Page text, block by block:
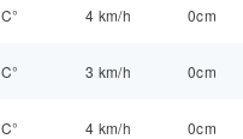
4 km/h 0cm
3 km/h 0cm
4 km/h 0cm